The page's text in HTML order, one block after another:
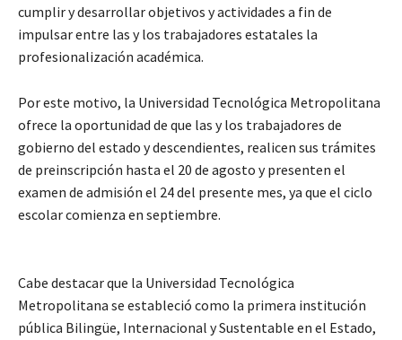
cumplir y desarrollar objetivos y actividades a fin de
impulsar entre las y los trabajadores estatales la
profesionalización académica.
Por este motivo, la Universidad Tecnológica Metropolitana
ofrece la oportunidad de que las y los trabajadores de
gobierno del estado y descendientes, realicen sus trámites
de preinscripción hasta el 20 de agosto y presenten el
examen de admisión el 24 del presente mes, ya que el ciclo
escolar comienza en septiembre.
Cabe destacar que la Universidad Tecnológica
Metropolitana se estableció como la primera institución
pública Bilingüe, Internacional y Sustentable en el Estado,